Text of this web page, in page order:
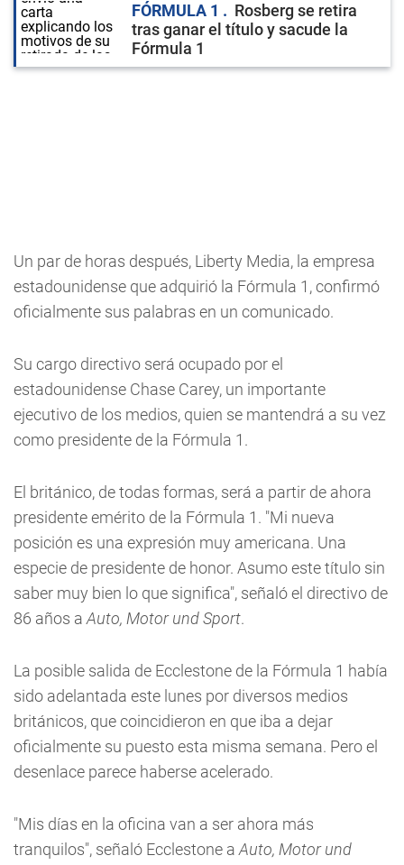
FÓRMULA 1
Rosberg se retira
tras ganar el título y sacude la
Fórmula 1
Un par de horas después, Liberty Media, la empresa
estadounidense que adquirió la Fórmula 1, confirmó
oficialmente sus palabras en un comunicado.
Su cargo directivo será ocupado por el
estadounidense Chase Carey, un importante
ejecutivo de los medios, quien se mantendrá a su vez
como presidente de la Fórmula 1.
El británico, de todas formas, será a partir de ahora
presidente emérito de la Fórmula 1. "Mi nueva
posición es una expresión muy americana. Una
especie de presidente de honor. Asumo este título sin
saber muy bien lo que significa", señaló el directivo de
86 años a Auto, Motor und Sport.
La posible salida de Ecclestone de la Fórmula 1 había
sido adelantada este lunes por diversos medios
británicos, que coincidieron en que iba a dejar
oficialmente su puesto esta misma semana. Pero el
desenlace parece haberse acelerado.
"Mis días en la oficina van a ser ahora más
tranquilos", señaló Ecclestone a Auto, Motor und